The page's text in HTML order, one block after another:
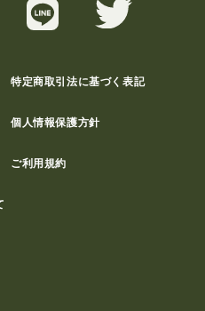
特定商取引法に基づく表記
個人情報保護方針
ご利用規約